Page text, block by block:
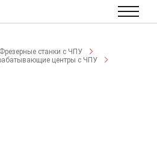
Фрезерные станки с ЧПУ
центры с ЧПУ